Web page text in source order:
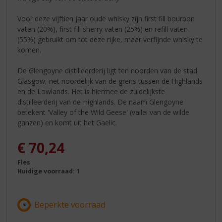
Voor deze vijftien jaar oude whisky zijn first fill bourbon
vaten (20%), first fill sherry vaten (25%) en refill vaten
(55%) gebruikt om tot deze rijke, maar verfijnde whisky te
komen.
De Glengoyne distilleerderij ligt ten noorden van de stad
Glasgow, net noordelijk van de grens tussen de Highlands
en de Lowlands. Het is hiermee de zuidelijkste
distilleerderij van de Highlands. De naam Glengoyne
betekent 'Valley of the Wild Geese' (vallei van de wilde
ganzen) en komt uit het Gaelic.
€ 70,24
Fles
Huidige voorraad: 1